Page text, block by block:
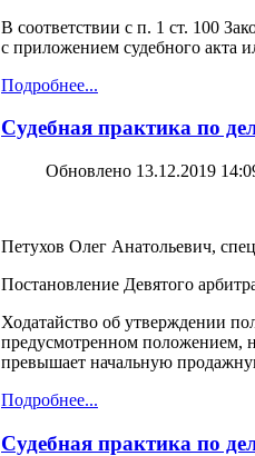
В соответствии с п. 1 ст. 100
с приложением судебного акта
Подробнее...
Судебная практика по
Обновлено 13.12.2019
Петухов Олег Анатольевич,
Постановление Девятого
Ходатайство об утверждении
предусмотренном положением,
превышает начальную
Подробнее...
Судебная практика по